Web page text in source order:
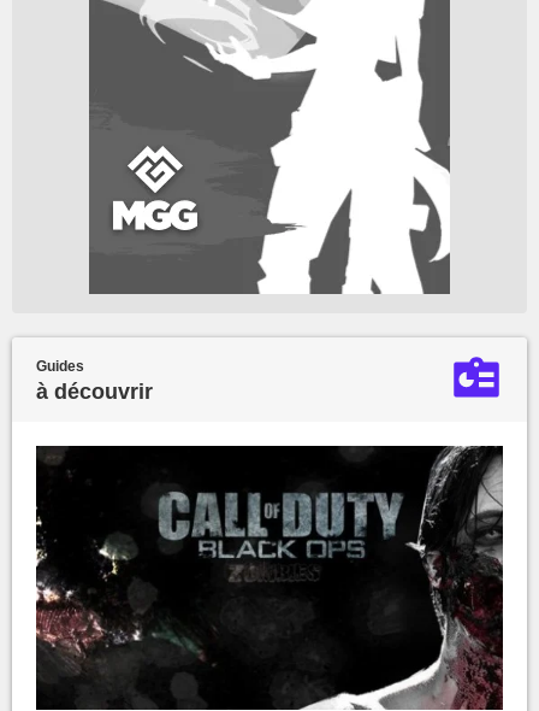
Guides
à découvrir